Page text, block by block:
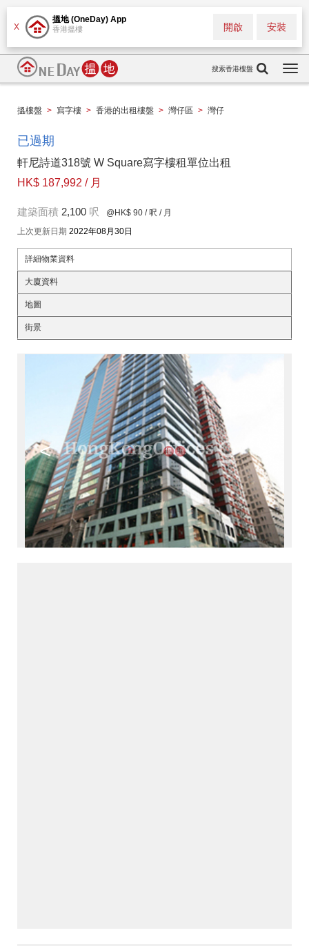
X
搵地 (OneDay) App
香港搵樓 安裝
開啟
搜索香港樓盤
搵樓盤 > 寫字樓 > 香港的出租樓盤 > 灣仔區 > 灣仔
已過期
軒尼詩道318號 W Square寫字樓租單位出租
HK$ 187,992 / 月
建築面積 2,100 呎 @HK$ 90 / 呎 / 月
上次更新日期 2022年08月30日
詳細物業資料
大廈資料
地圖
街景
< >